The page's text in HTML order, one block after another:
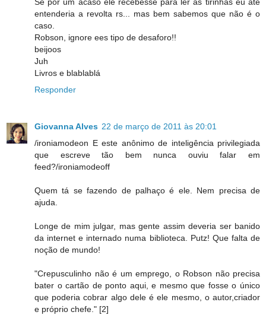
Se por um acaso ele recebesse para ler as tirinhas eu até
entenderia a revolta rs... mas bem sabemos que não é o
caso.
Robson, ignore ees tipo de desaforo!!
beijoos
Juh
Livros e blablablá
Responder
Giovanna Alves 22 de março de 2011 às 20:01
/ironiamodeon E este anônimo de inteligência privilegiada
que escreve tão bem nunca ouviu falar em
feed?/ironiamodeoff
Quem tá se fazendo de palhaço é ele. Nem precisa de
ajuda.
Longe de mim julgar, mas gente assim deveria ser banido
da internet e internado numa biblioteca. Putz! Que falta de
noção de mundo!
"Crepusculinho não é um emprego, o Robson não precisa
bater o cartão de ponto aqui, e mesmo que fosse o único
que poderia cobrar algo dele é ele mesmo, o autor,criador
e próprio chefe." [2]